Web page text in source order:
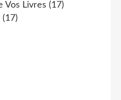
Vos Livres (17)
(17)